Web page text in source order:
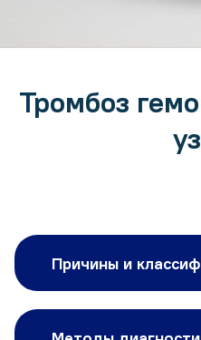
Тромбоз
Причины и